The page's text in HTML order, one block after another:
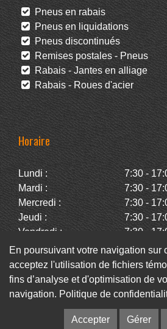
Pneus en rabais
Pneus en liquidations
Pneus discontinués
Remises postales - Pneus
Rabais - Jantes en alliage
Rabais - Roues d'acier
Horaire
Lundi :
7:30 -
Mardi :
7:30 -
Mercredi :
7:30 -
Jeudi :
7:30 -
Vendredi :
7:30 -
Samedi :
Fermé
Dimanche :
Fermé
Facebook
En poursuivant votre navigation sur
acceptez l'utilisation de fichiers
fins d’analyse et d'optimisation de
navigation. Politique de
Accepter Gérer